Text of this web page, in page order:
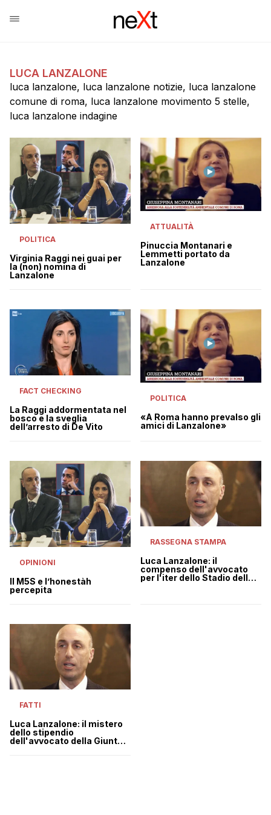
LUCA LANZALONE
luca lanzalone, luca lanzalone notizie, luca lanzalone
comune di roma, luca lanzalone movimento 5 stelle,
luca lanzalone indagine
POLITICA
Virginia Raggi nei guai per
la (non) nomina di
Lanzalone
ATTUALITÀ
Pinuccia Montanari e
Lemmetti portato da
Lanzalone
FACT CHECKING
La Raggi addormentata nel
bosco e la sveglia
dell’arresto di De Vito
POLITICA
«A Roma hanno prevalso gli
amici di Lanzalone»
OPINIONI
Il M5S e l’honestàh
percepita
RASSEGNA STAMPA
Luca Lanzalone: il
compenso dell'avvocato
per l'iter dello Stadio della
FATTI
Luca Lanzalone: il mistero
dello stipendio
dell'avvocato della Giunta